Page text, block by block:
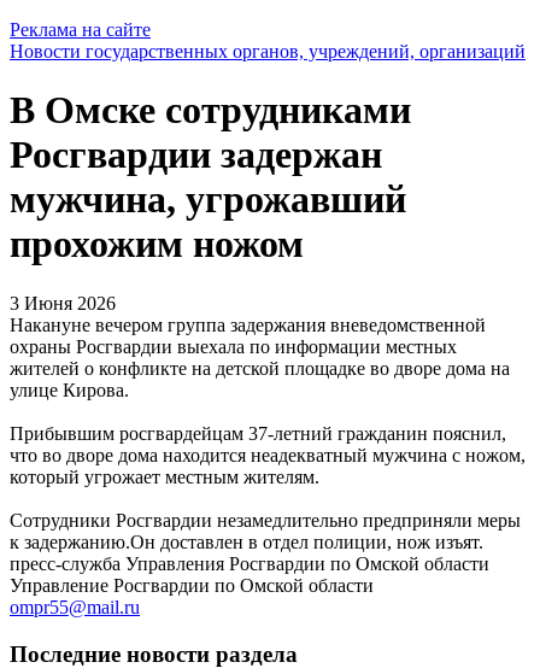
Реклама на сайте
Новости государственных органов, учреждений, организаций
В Омске сотрудниками
Росгвардии задержан
мужчина, угрожавший
прохожим ножом
3 Июня 2026
Накануне вечером группа задержания вневедомственной
охраны Росгвардии выехала по информации местных
жителей о конфликте на детской площадке во дворе дома на
улице Кирова.
Прибывшим росгвардейцам 37-летний гражданин пояснил,
что во дворе дома находится неадекватный мужчина с ножом,
который угрожает местным жителям.
Сотрудники Росгвардии незамедлительно предприняли меры
к задержанию.Он доставлен в отдел полиции, нож изъят.
пресс-служба Управления Росгвардии по Омской области
Управление Росгвардии по Омской области
ompr55@mail.ru
Последние новости раздела